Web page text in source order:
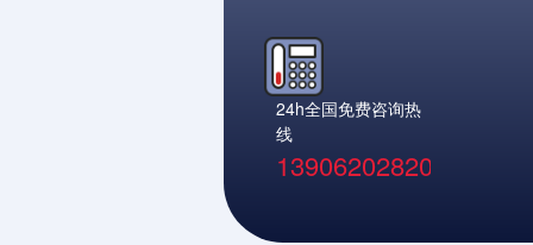
24h全国免费咨询热
线
13906202820